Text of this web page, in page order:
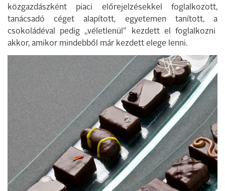
közgazdászként piaci előrejelzésekkel foglalkozott,
tanácsadó céget alapított, egyetemen tanított, a
csokoládéval pedig „véletlenül” kezdett el foglalkozni
akkor, amikor mindebből már kezdett elege lenni.